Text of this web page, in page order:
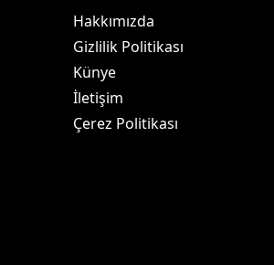
Hakkımızda
Gizlilik Politikası
Künye
İletişim
Çerez Politikası